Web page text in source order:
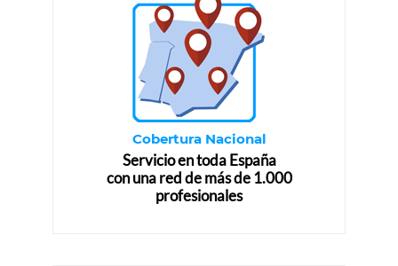
Cobertura Nacional
Servicio en toda España
con una red de más de 1.000
profesionales